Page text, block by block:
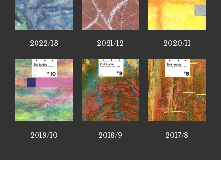
2022/13 2021/12 2020/11
2019/10 2018/9 2017/8